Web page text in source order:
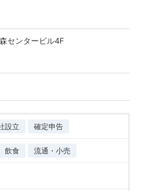
センタービル4F
設立 確定申告
飲食 流通・小売